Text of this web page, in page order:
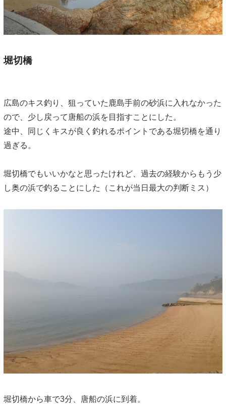
堀切橋
広島のキス釣り、狙っていた鹿島手前の砂浜に入れなかった
ので、少し戻って唐船の浜を目指すことにした。
途中、同じくキスが良く釣れるポイントである堀切橋を通り
過ぎる。
堀切橋でもいいかなと思ったけれど、過去の経験からもう少
し奥の浜で釣ることにした（これが当日最大の判断ミス）
堀切橋から車で3分、唐船の浜に到着。